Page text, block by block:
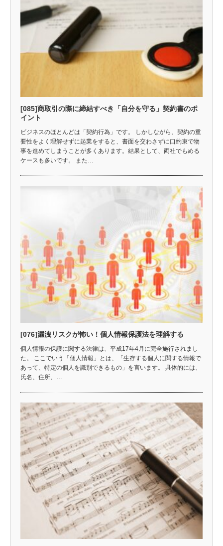
[085]商取引の際に締結すべき「自分を守る」契約書のポ
イント
ビジネスのほとんどは「契約行為」です。 しかしながら、契約の重
要性をよく理解せずに起業をすると、書面を交わさずに口約束で物
事を進めてしまうことが多くあります。結果として、両社でもめる
ケースも多いです。 また…
[076]漏洩リスクが怖い！個人情報保護法を理解する
個人情報の保護に関する法律は、平成17年4月に完全施行されまし
た。 ここでいう「個人情報」とは、「生存する個人に関する情報で
あって、特定の個人を識別できるもの」を言います。 具体的には、
氏名、住所、…